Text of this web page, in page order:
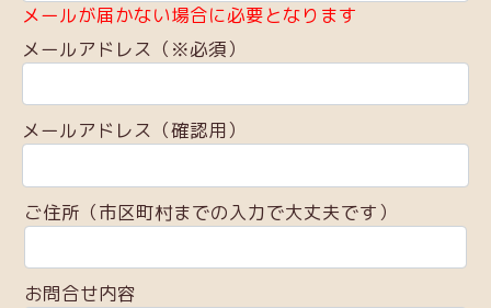
メールが届かない場合に必要となります
メールアドレス（※必須）
メールアドレス（確認用）
ご住所（市区町村までの入力で大丈夫です）
お問合せ内容